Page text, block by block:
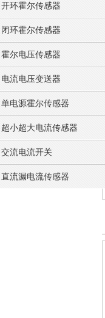
开环霍尔传感器
闭环霍尔传感器
霍尔电压传感器
电流电压变送器
单电源霍尔传感器
超小超大电流传感器
交流电流开关
直流漏电流传感器